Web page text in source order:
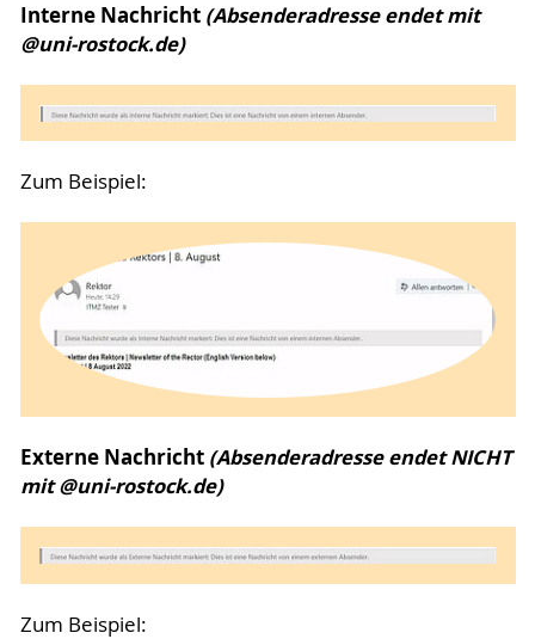
Interne Nachricht (Absenderadresse endet mit
@uni-rostock.de)
Zum Beispiel:
Externe Nachricht (Absenderadresse endet NICHT
mit @uni-rostock.de)
Zum Beispiel: